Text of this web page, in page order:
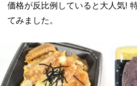
価格が反比例していると大人気!
てみました。